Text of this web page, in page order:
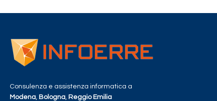
Consulenza e assistenza informatica a
Modena, Bologna, Reggio Emilia